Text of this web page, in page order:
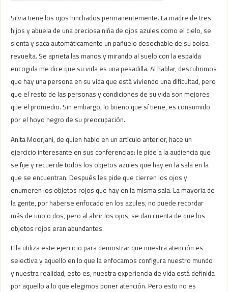
Silvia tiene los ojos hinchados permanentemente. La madre de tres
hijos y abuela de una preciosa niña de ojos azules como el cielo, se
sienta y saca automáticamente un pañuelo desechable de su bolsa
revuelta. Se aprieta las manos y mirando al suelo con la espalda
encogida me dice que su vida es una pesadilla. Al hablar, descubrimos
que hay una persona en su vida que está viviendo una dificultad, pero
que el resto de las personas y condiciones de su vida son mejores
que el promedio. Sin embargo, lo bueno que sí tiene, es consumido
por el hoyo negro de su preocupación.
Anita Moorjani, de quien hablo en un artículo anterior, hace un
ejercicio interesante en sus conferencias: le pide a la audiencia que
se fije y recuerde todos los objetos azules que hay en la sala en la
que se encuentran. Después les pide que cierren los ojos y
enumeren los objetos rojos que hay en la misma sala. La mayoría de
la gente, por haberse enfocado en los azules, no puede recordar
más de uno o dos, pero al abrir los ojos, se dan cuenta de que los
objetos rojos eran abundantes.
Ella utiliza este ejercicio para demostrar que nuestra atención es
selectiva y aquello en lo que la enfocamos configura nuestro mundo
y nuestra realidad, esto es, nuestra experiencia de vida está definida
por aquello a lo que elegimos poner atención. Pero esto no es